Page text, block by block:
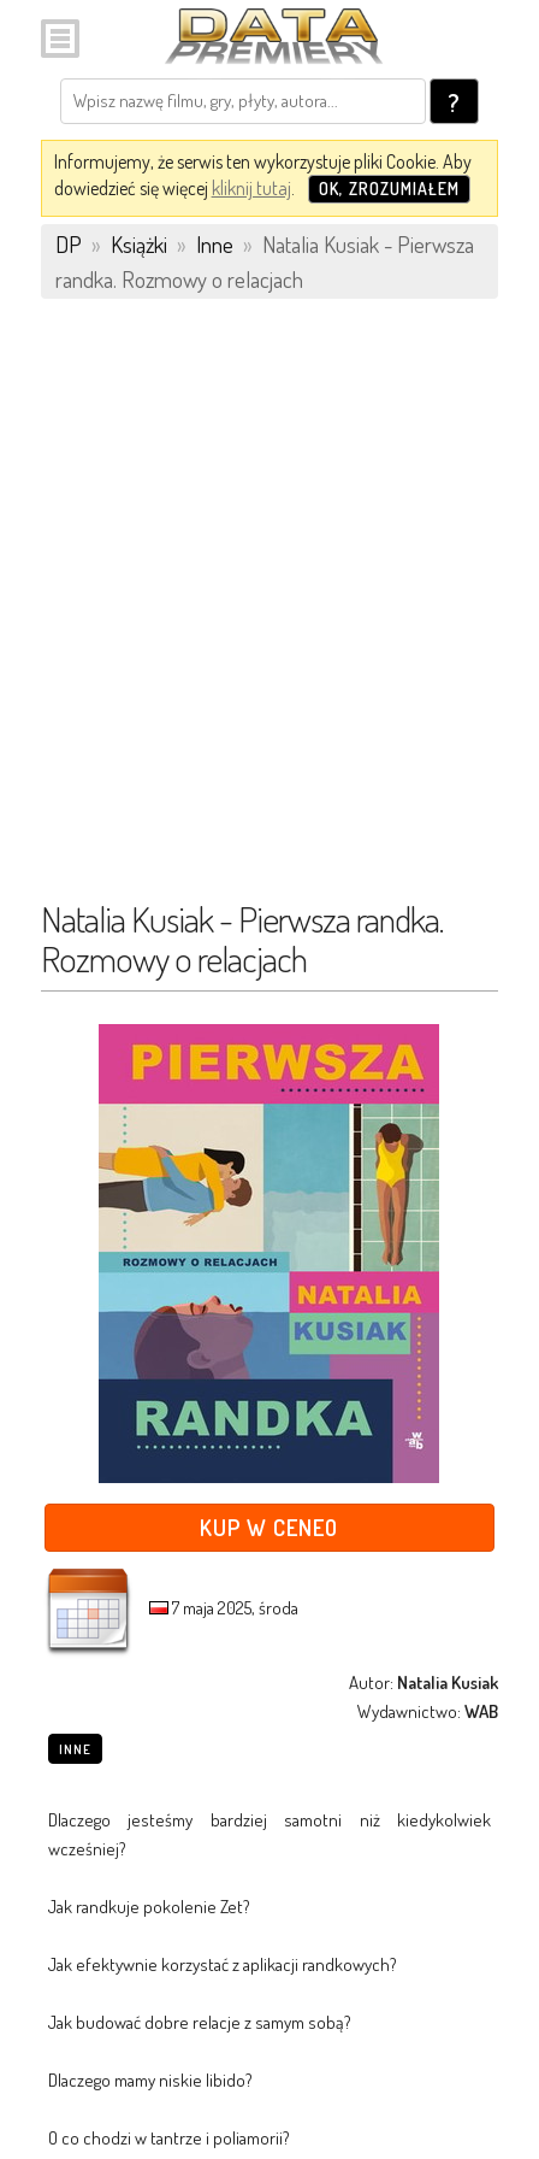
?
Informujemy, że serwis ten wykorzystuje pliki Cookie. Aby
dowiedzieć się więcej kliknij tutaj. OK, ZROZUMIAŁEM
DP » Książki » Inne » Natalia Kusiak - Pierwsza
randka. Rozmowy o relacjach
Natalia Kusiak - Pierwsza randka.
Rozmowy o relacjach
KUP W CENEO
7 maja 2025, środa
Autor: Natalia Kusiak
Wydawnictwo:WAB
INNE
Dlaczego jesteśmy bardziej samotni niż kiedykolwiek
wcześniej?
Jak randkuje pokolenie Zet?
Jak efektywnie korzystać z aplikacji randkowych?
Jak budować dobre relacje z samym sobą?
Dlaczego mamy niskie libido?
O co chodzi w tantrze i poliamorii?